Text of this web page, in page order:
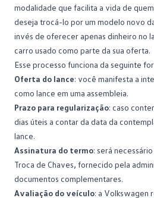
modalidade que facilita a vida de
deseja trocá-lo por um modelo novo
invés de oferecer apenas dinheiro no
carro usado como parte da sua oferta.
Esse processo funciona da seguinte
Oferta do lance: você manifesta a
como lance em uma assembleia.
Prazo para regularização: caso
dias úteis a contar da data da
lance.
Assinatura do termo: será
Troca de Chaves, fornecido pela
documentos complementares.
Avaliação do veículo: a Volkswagen